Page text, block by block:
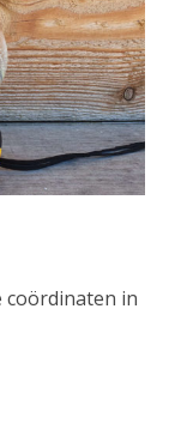
coördinaten in